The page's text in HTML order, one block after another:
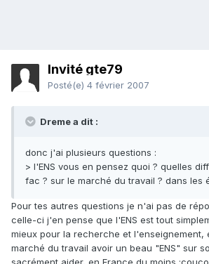
Invité gte79
Posté(e) 4 février 2007
Dreme a dit :
donc j'ai plusieurs questions :
> l'ENS vous en pensez quoi ? quelles
fac ? sur le marché du travail ? dans les
Pour tes autres questions je n'ai pas de
celle-ci j'en pense que l'ENS est tout
mieux pour la recherche et l'enseignement,
marché du travail avoir un beau "ENS" sur